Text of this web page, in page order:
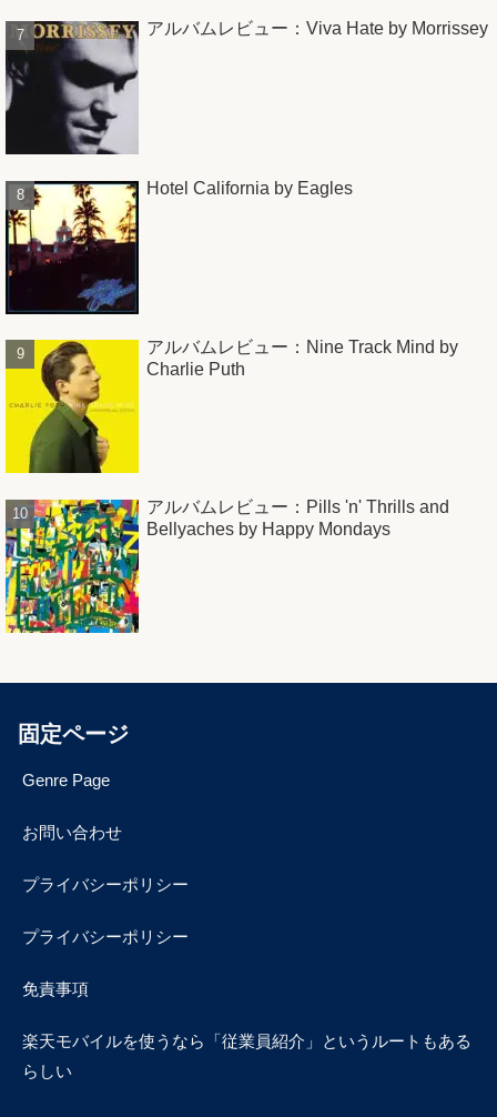
アルバムレビュー：Viva Hate by Morrissey
Hotel California by Eagles
アルバムレビュー：Nine Track Mind by
Charlie Puth
アルバムレビュー：Pills 'n' Thrills and
Bellyaches by Happy Mondays
固定ページ
Genre Page
お問い合わせ
プライバシーポリシー
プライバシーポリシー
免責事項
楽天モバイルを使うなら「従業員紹介」というルートもある
らしい